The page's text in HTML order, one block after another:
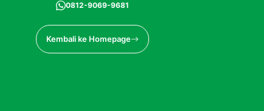
0812-9069-9681
Kembali ke Homepage